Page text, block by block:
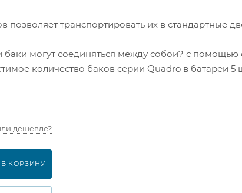
транспортировать их в стандартные
могут соединяться между собои? с
количество баков серии Quadro в батареи 5
дешевле?
В КОРЗИНУ